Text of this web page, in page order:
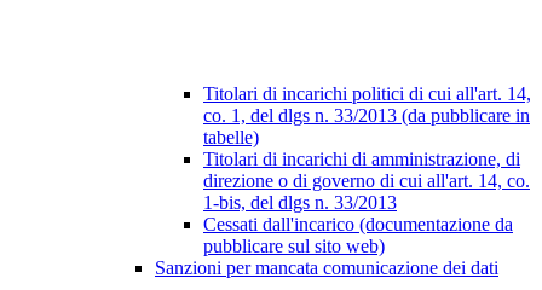
Titolari di incarichi politici di cui all'art. 14,
co. 1, del dlgs n. 33/2013 (da pubblicare in
tabelle)
Titolari di incarichi di amministrazione, di
direzione o di governo di cui all'art. 14, co.
1-bis, del dlgs n. 33/2013
Cessati dall'incarico (documentazione da
pubblicare sul sito web)
Sanzioni per mancata comunicazione dei dati